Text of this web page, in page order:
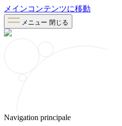
メインコンテンツに移動
メニュー 閉じる
Navigation principale